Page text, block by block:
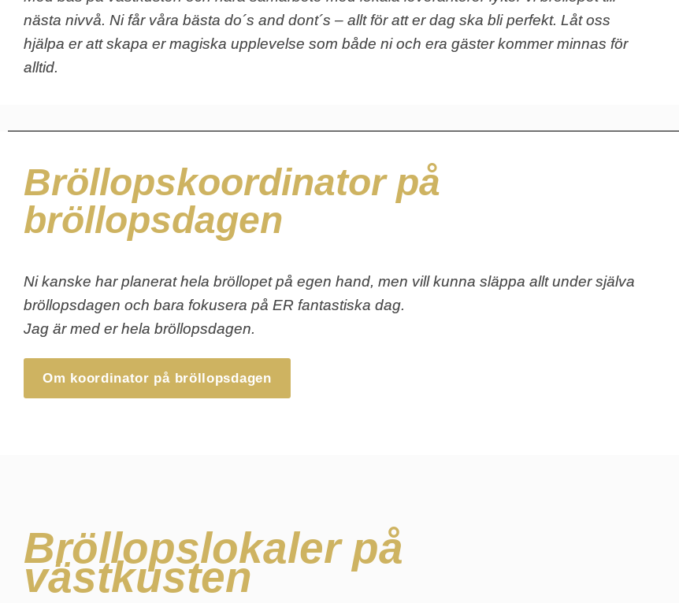
nästa nivvå. Ni får våra bästa do´s and dont´s – allt för att er dag ska bli perfekt. Låt oss
hjälpa er att skapa er magiska upplevelse som både ni och era gäster kommer minnas för
alltid.
Bröllopskoordinator på
bröllopsdagen
Ni kanske har planerat hela bröllopet på egen hand, men vill kunna släppa allt under själva
bröllopsdagen och bara fokusera på ER fantastiska dag.
Jag är med er hela bröllopsdagen.
Om koordinator på bröllopsdagen
Bröllopslokaler på
västkusten